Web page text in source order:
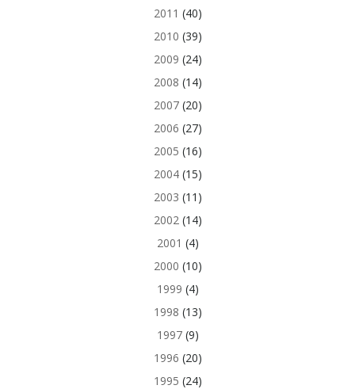
2011 (40)
2010 (39)
2009 (24)
2008 (14)
2007(20)
2006 (27)
2005 (16)
2004(15)
2003 (11)
2002 (14)
2001 (4)
2000 (10)
1999 (4)
1998 (13)
1997(9)
1996 (20)
1995 (24)